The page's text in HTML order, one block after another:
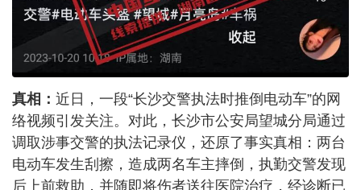
真相： 近日，一段“长沙交警执法时推倒电动车”的网
络视频引发关注。对此，长沙市公安局望城分局通过
调取涉事交警的执法记录仪，还原了事实真相：两台
电动车发生刮擦，造成两名车主摔倒，执勤交警发现
后上前救助，并随即将伤者送往医院治疗，经诊断已